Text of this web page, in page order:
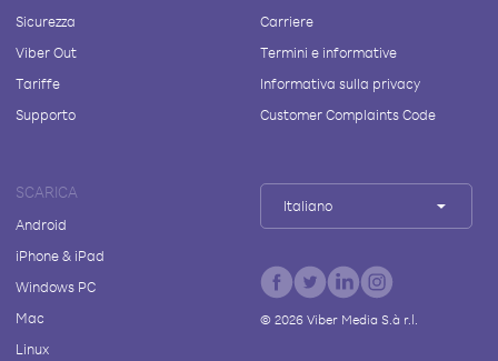
Sicurezza
Viber Out
Tariffe
Supporto
Carriere
Termini e informative
Informativa sulla privacy
Customer Complaints Code
SCARICA
Android
iPhone & iPad
Windows PC
Mac
Linux
Italiano
© 2026Viber Media S.à r.l.